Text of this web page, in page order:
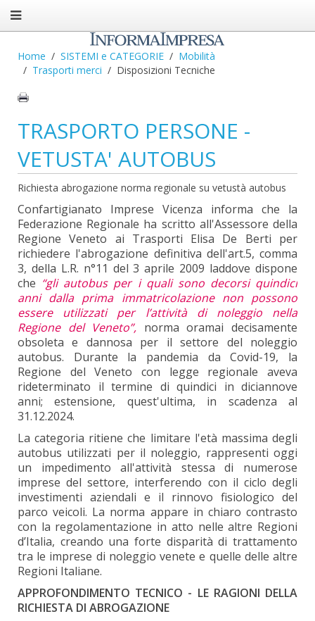
Home SISTEMI e CATEGORIE
Mobilità
Trasporti merci
Disposizioni Tecniche
TRASPORTO PERSONE -
VETUSTA' AUTOBUS
Richiesta abrogazione norma regionale su vetustà autobus
Confartigianato Imprese Vicenza informa che la
Federazione Regionale ha scritto all'Assessore della
Regione Veneto ai Trasporti Elisa De Berti per
richiedere l'abrogazione definitiva dell'art.5, comma
3, della L.R. n°11 del 3 aprile 2009 laddove dispone
che “gli autobus per i quali sono decorsi quindici
anni dalla prima immatricolazione non possono
essere utilizzati per l’attività di noleggio nella
Regione del Veneto”, norma oramai decisamente
obsoleta e dannosa per il settore del noleggio
autobus. Durante la pandemia da Covid-19, la
Regione del Veneto con legge regionale aveva
rideterminato il termine di quindici in diciannove
anni; estensione, quest'ultima, in scadenza al
31.12.2024.
La categoria ritiene che limitare l'età massima degli
autobus utilizzati per il noleggio, rappresenti oggi
un impedimento all'attività stessa di numerose
imprese del settore, interferendo con il ciclo degli
investimenti aziendali e il rinnovo fisiologico del
parco veicoli. La norma appare in chiaro contrasto
con la regolamentazione in atto nelle altre Regioni
d’Italia, creando una forte disparità di trattamento
tra le imprese di noleggio venete e quelle delle altre
Regioni Italiane.
APPROFONDIMENTO TECNICO - LE RAGIONI DELLA
RICHIESTA DI ABROGAZIONE